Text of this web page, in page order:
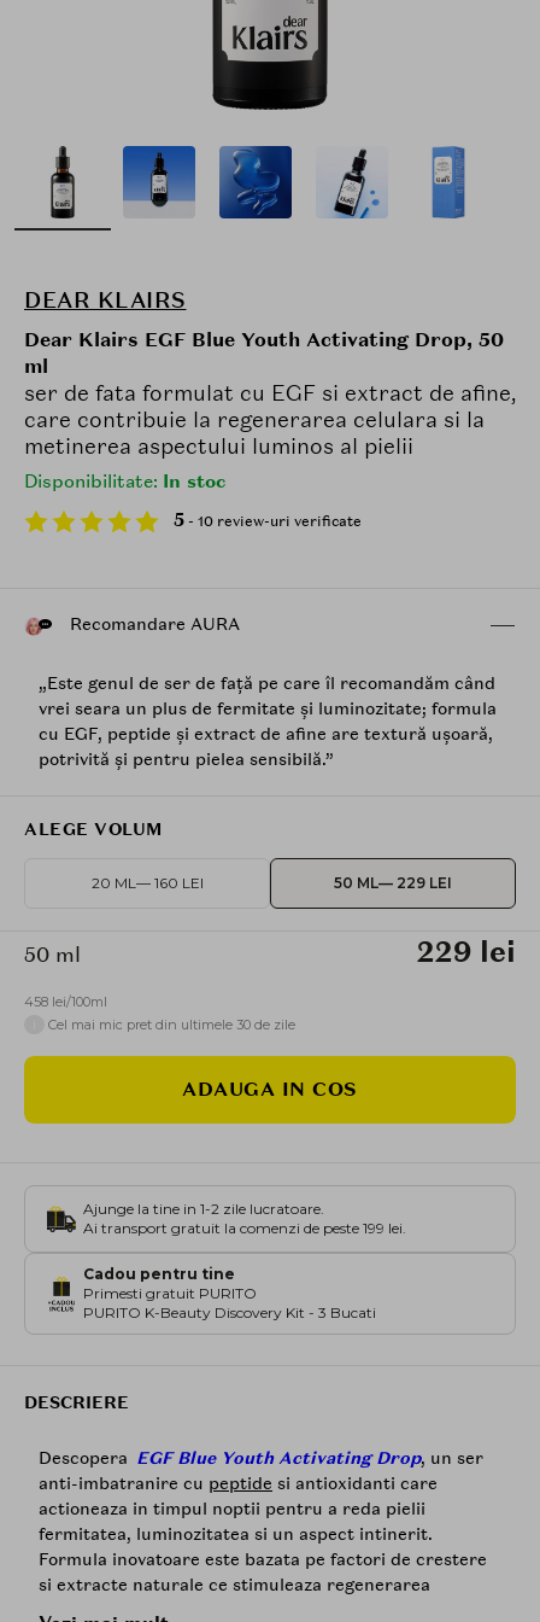
DEAR KLAIRS
Dear Klairs EGF Blue Youth Activating Drop, 50
ml
ser de fata formulat cu EGF si extract de afine,
care contribuie la regenerarea celulara si la
metinerea aspectului luminos al pielii
Disponibilitate: In stoc
5 - 10 review-uri verificate
Recomandare AURA
„Este genul de ser de față pe care îl recomandăm când
vrei seara un plus de fermitate și luminozitate; formula
cu EGF, peptide și extract de afine are textură ușoară,
potrivită și pentru pielea sensibilă.”
ALEGE VOLUM
20 ML — 160 LEI 50 ML— 229 LEI
50 ml 229 lei
458 lei/100ml
Cel mai mic pret din ultimele 30 de zile
ADAUGA IN COS
Ajunge la tine in 1-2 zile lucratoare.
Ai transport gratuit la comenzi de peste 199 lei.
Cadou pentru tine
Primesti gratuit PURITO
PURITO K-Beauty Discovery Kit - 3 Bucati
DESCRIERE
Descopera EGF Blue Youth Activating Drop, un ser
anti-imbatranire cu peptide si antioxidanti care
actioneaza in timpul noptii pentru a reda pielii
fermitatea, luminozitatea si un aspect intinerit.
Formula inovatoare este bazata pe factori de crestere
si extracte naturale ce stimuleaza regenerarea